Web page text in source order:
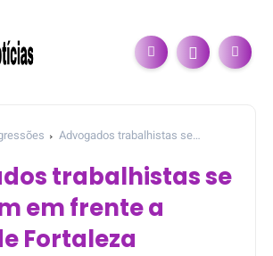
Advogados trabalhistas se
trabalhistas se
em frente a
Fortaleza